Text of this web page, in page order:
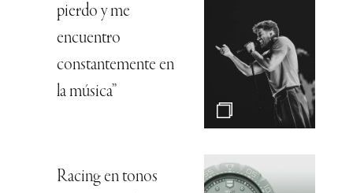
pierdo y me
encuentro
constantemente en
la música”
Racing en tonos